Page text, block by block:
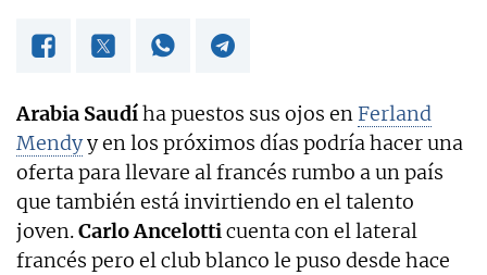
Arabia Saudíha puestos sus ojos enFerland
Mendyy en los próximos días podría hacer una
oferta para llevare al francés rumbo a un país
que también está invirtiendo en el talento
joven.Carlo Ancelotticuenta con el lateral
francés pero el club blanco le puso desde hace